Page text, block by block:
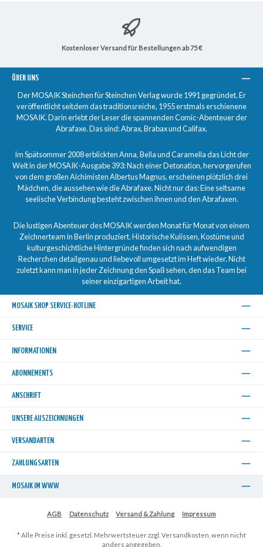
Kostenloser Versand für Bestellungen ab 75 €
ÜBER UNS
Der MOSAIK Steinchen für Steinchen Verlag wurde 1991 gegründet. Er
veröffentlicht seitdem das traditionsreiche, 1955 erstmals erschienene
MOSAIK. Darin erlebt der Leser die spannenden Comic-Abenteuer der
Abrafaxe. Das sind: Abrax, Brabax und Califax.
Im Spätsommer 2008 erblickten Anna, Bella und Caramella das Licht der
Welt in der MOSAIK-Ausgabe 393: Nach einer Detonation, hervorgerufen
von dem großen Alchimisten Albertus Magnus, erscheinen plötzlich drei
Mädchen, die aussehen wie die Abrafaxe. Nicht nur das: Eine seltsame
seelische Verbindung besteht zwischen ihnen und den Abrafaxen.
Die lustigen Abenteuer des MOSAIK werden Monat für Monat von einem
Zeichnerteam in Berlin produziert. Historische Kulissen, Kostüme und
kulturgeschichtliche Hintergründe finden sich nach aufwendigen
Recherchen detailgenau und liebevoll umgesetzt im Heft wieder. Nicht
zuletzt kann man in jeder Zeichnung den Spaß sehen, den das Team bei
seiner einzigartigen Arbeit hat.
MOSAIK SHOP SERVICE-HOTLINE
SERVICE
INFORMATIONEN
ABONNEMENTS
ANSCHRIFT
UNSERE AUSZEICHNUNGEN
VERSANDARTEN
ZAHLUNGSARTEN
MOSAIK IM WWW
AGB Datenschutz Versand & Zahlung Impressum
* Alle Preise inkl. gesetzl. Mehrwertsteuer zzgl. Versandkosten , wenn nicht
anders angegeben.